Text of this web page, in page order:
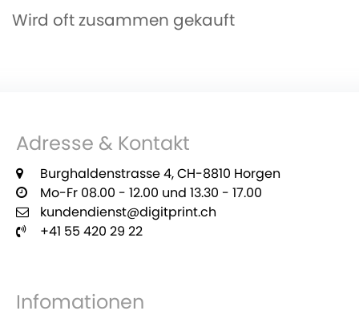
Wird oft zusammen gekauft
Adresse & Kontakt
Burghaldenstrasse 4, CH-8810 Horgen
Mo-Fr 08.00 - 12.00 und 13.30 - 17.00
kundendienst@digitprint.ch
+41 55 420 29 22
Infomationen